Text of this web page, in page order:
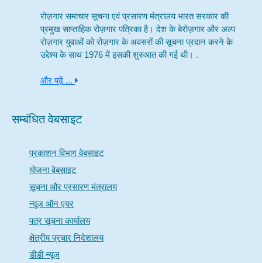
रोज़गार समाचार सूचना एवं प्रसारण मंत्रालय भारत सरकार की
प्रमुख साप्ताहिक रोज़गार पत्रिका है। देश के बेरोज़गार और अल्प
रोज़गार युवाओं को रोज़गार के अवसरों की सूचना प्रदान करने के
उद्देश्य के साथ 1976 में इसकी शुरुआत की गई थी। .
और पढ़ें ...
सम्बंधित वेबसाइट
प्रकाशन विभाग वेबसाइट
योजना वेबसाइट
सूचना और प्रसारण मंत्रालय
न्यूज ऑन एयर
पत्र सूचना कार्यालय
क्षेत्रीय प्रचार निदेशालय
डीडी न्यूज